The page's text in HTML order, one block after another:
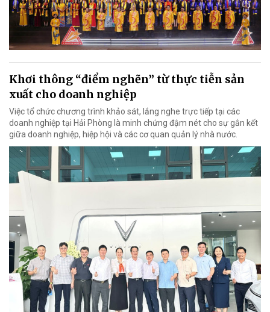
Khơi thông “điểm nghẽn” từ thực tiễn sản
xuất cho doanh nghiệp
Việc tổ chức chương trình khảo sát, lắng nghe trực tiếp tại các
doanh nghiệp tại Hải Phòng là minh chứng đậm nét cho sự gắn kết
giữa doanh nghiệp, hiệp hội và các cơ quan quản lý nhà nước.